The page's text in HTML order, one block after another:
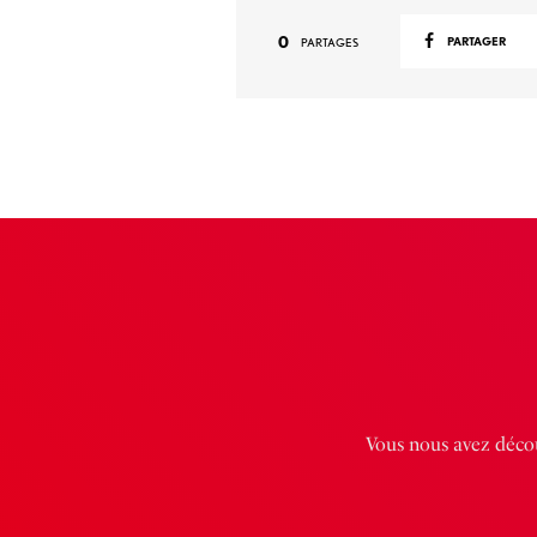
0 PARTAGES PARTAGER
Vous nous avez